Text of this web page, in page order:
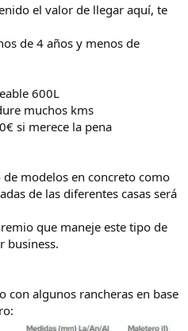
el valor de llegar aquí, te
de 4 años y menos de
600L
muchos kms
si merece la pena
modelos en concreto como
de las diferentes casas será
que maneje este tipo de
business.
con algunos rancheras en base